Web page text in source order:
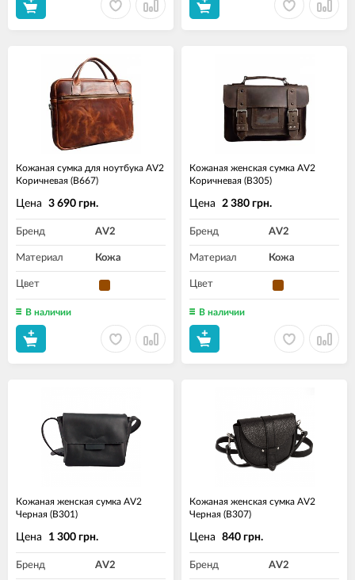
Кожаная сумка для ноутбука AV2
Коричневая (B667)
Цена 3 690 грн.
Бренд AV2
Материал Кожа
Цвет
В наличии
Кожаная женская сумка AV2
Коричневая (B305)
Цена 2 380 грн.
Бренд AV2
Материал Кожа
Цвет
В наличии
Кожаная женская сумка AV2
Черная (B301)
Цена 1 300 грн.
Бренд AV2
Кожаная женская сумка AV2
Черная (B307)
Цена 840 грн.
Бренд AV2